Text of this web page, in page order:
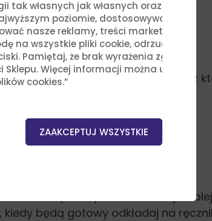
tak własnych jak własnych oraz stron
poziomie, dostosowywać treści
nasze reklamy, treści marketingowe i
na wszystkie pliki cookie, odrzucić je lub
Pamiętaj, że brak wyrażenia zgody na
Więcej informacji można uzyskać,
cookies.”
ZAAKCEPTUJ WSZYSTKIE
paska zrobić nacięcie i przez
średnią moc palnika i czekaj aż
będą gotowy odkładaj na